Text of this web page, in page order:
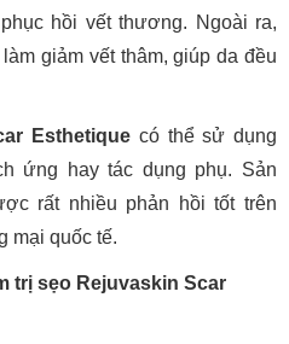
hồi vết thương. Ngoài ra,
giảm vết thâm, giúp da đều
Esthetique có thể sử dụng
ứng hay tác dụng phụ. Sản
rất nhiều phản hồi tốt trên
mại quốc tế.
trị sẹo Rejuvaskin Scar